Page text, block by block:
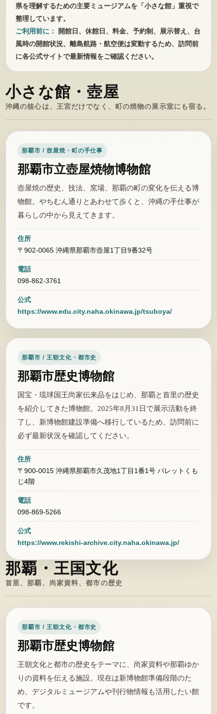
県を理解するための主要ミュージアムを「小さな館」重視で
整理しています。
ご利用前に：
開館日、休館日、料金、予約制、展示替え、台
風時の開館状況、離島航路・航空便は変動するため、訪問前
に各公式サイトで最新情報をご確認ください。
小さな館・壺屋
沖縄の核心は、王宮だけでなく、町の焼物の展示室にも宿る。
那覇市 / 壺屋焼・町の手仕事
那覇市立壺屋焼物博物館
壺屋焼の歴史、技法、窯場、那覇の町の変化を伝える博
物館。やちむん通りとあわせて歩くと、沖縄の手仕事が
暮らしの中から見えてきます。
住所
〒902-0065 沖縄県那覇市壺屋1丁目9番32号
電話
098-862-3761
公式
https://www.edu.city.naha.okinawa.jp/tsuboya/
那覇市 / 王朝文化・都市史
那覇市歴史博物館
国宝・琉球国王尚家伝来品をはじめ、那覇と首里の歴史
を紹介してきた博物館。2025年8月31日で展示活動を終
了し、新博物館建設準備へ移行しているため、訪問前に
必ず最新状況を確認してください。
住所
〒900-0015 沖縄県那覇市久茂地1丁目1番1号 パレットくも
じ4階
電話
098-869-5266
公式
https://www.rekishi-archive.city.naha.okinawa.jp/
那覇・王国文化
首里、那覇、尚家資料、都市の歴史
那覇市 / 王朝文化・都市史
那覇市歴史博物館
王朝文化と都市の歴史をテーマに、尚家資料や那覇ゆか
りの資料を伝える施設。現在は新博物館準備段階のた
め、デジタルミュージアムや刊行物情報も活用したい館
です。